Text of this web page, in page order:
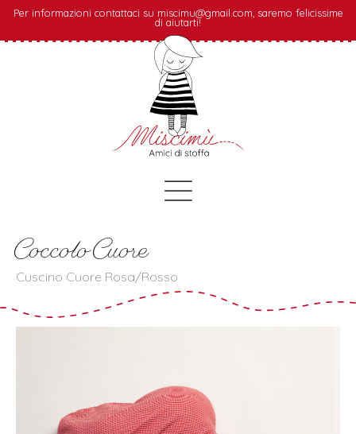
Per informazioni contattaci su miscimu@gmail.com, saremo felicissime
di aiutarti!
Coccolo Cuore
Cuscino Cuore Rosa/Rosso